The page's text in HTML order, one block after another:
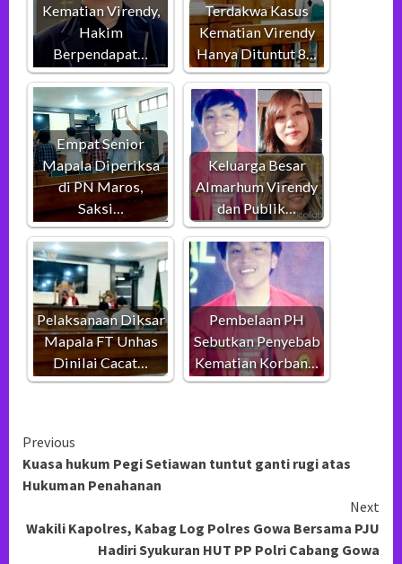
Kematian Virendy,
Hakim
Berpendapat…
Terdakwa Kasus
Kematian Virendy
Hanya Dituntut 8…
Empat Senior
Mapala Diperiksa
di PN Maros,
Saksi…
Keluarga Besar
Almarhum Virendy
dan Publik…
Pelaksanaan Diksar
Mapala FT Unhas
Dinilai Cacat…
Pembelaan PH
Sebutkan Penyebab
Kematian Korban…
Continue
Reading
Previous
Kuasa hukum Pegi Setiawan tuntut ganti rugi atas
Hukuman Penahanan
Next
Wakili Kapolres, Kabag Log Polres Gowa Bersama PJU
Hadiri Syukuran HUT PP Polri Cabang Gowa